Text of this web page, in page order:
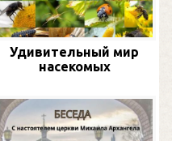
Удивительный мир
насекомых